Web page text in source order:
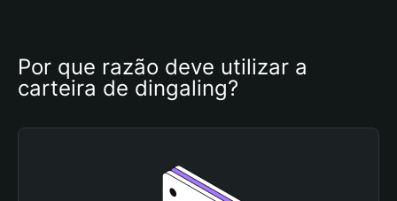
Por que razão deve utilizar a
carteira de dingaling?